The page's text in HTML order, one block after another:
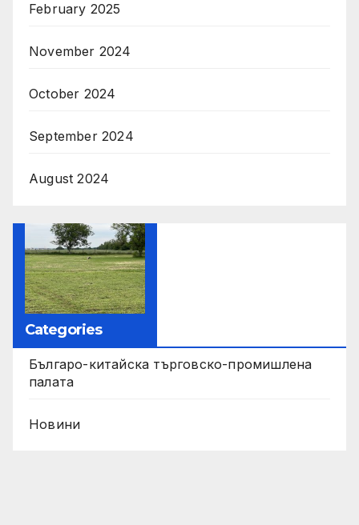
February 2025
November 2024
October 2024
September 2024
August 2024
Categories
Българо-китайска търговско-промишлена
палата
Новини